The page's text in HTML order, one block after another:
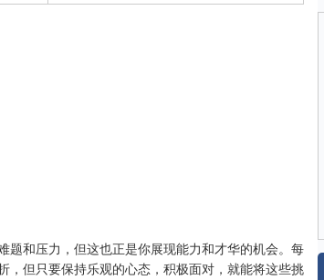
题和压力，但这也正是你展现能力和才华的机会。每
，但只要保持乐观的心态，积极面对，就能将这些挑